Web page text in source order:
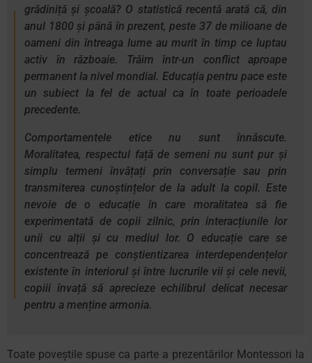
grădiniță și școală? O statistică recentă arată că, din
anul 1800 și până în prezent, peste 37 de milioane de
oameni din întreaga lume au murit în timp ce luptau
activ în războaie. Trăim într-un conflict aproape
permanent la nivel mondial. Educația pentru pace este
un subiect la fel de actual ca în toate perioadele
precedente.
Comportamentele etice nu sunt înnăscute.
Moralitatea, respectul față de semeni nu sunt pur și
simplu termeni învățați prin conversație sau prin
transmiterea cunoștințelor de la adult la copil. Este
nevoie de o educație în care moralitatea să fie
experimentată de copii zilnic, prin interacțiunile lor
unii cu alții și cu mediul lor. O educație care se
concentrează pe conștientizarea interdependențelor
existente în interiorul și între lucrurile vii și cele nevii,
copiii învață să aprecieze echilibrul delicat necesar
pentru a menține armonia.
Toate poveștile spuse ca parte a prezentărilor Montessori la